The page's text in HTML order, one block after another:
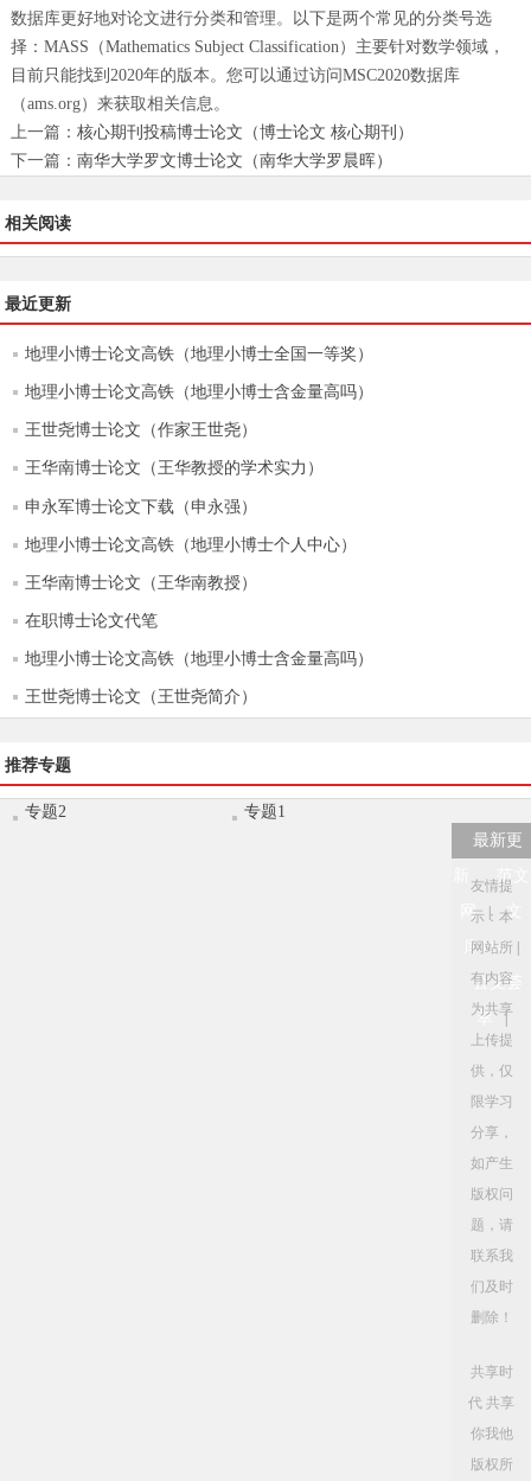
数据库更好地对论文进行分类和管理。以下是两个常见的分类号选
择：MASS（Mathematics Subject Classification）主要针对数学领域，
目前只能找到2020年的版本。您可以通过访问MSC2020数据库
（ams.org）来获取相关信息。
上一篇： 核心期刊投稿博士论文（博士论文 核心期刊）
下一篇： 南华大学罗文博士论文（南华大学罗晨晖）
相关阅读
最近更新
地理小博士论文高铁（地理小博士全国一等奖）
地理小博士论文高铁（地理小博士含金量高吗）
王世尧博士论文（作家王世尧）
王华南博士论文（王华教授的学术实力）
申永军博士论文下载（申永强）
地理小博士论文高铁（地理小博士个人中心）
王华南博士论文（王华南教授）
在职博士论文代笔
地理小博士论文高铁（地理小博士含金量高吗）
王世尧博士论文（王世尧简介）
推荐专题
专题2
专题1
最新更
范文
网
|
文
库114
公文荟
萃
|
友情提
示：本
网站所
有内容
为共享
上传提
供，仅
限学习
分享，
如产生
版权问
题，请
联系我
们及时
删除！
共享时
代 共享
你我他
版权所